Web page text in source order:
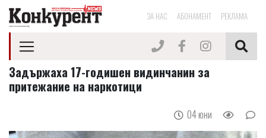
ЗА НАС АБОНАМЕНТ РЕКЛАМА
Задържаха 17-годишен видинчанин за
притежание на наркотици
04 юни